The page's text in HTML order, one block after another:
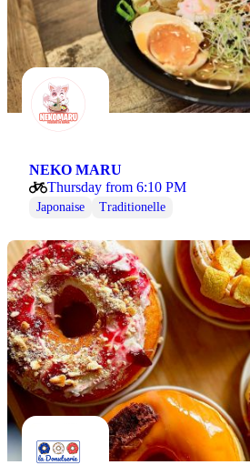
NEKO MARU
Thursday from 6:10 PM
Japonaise Traditionelle